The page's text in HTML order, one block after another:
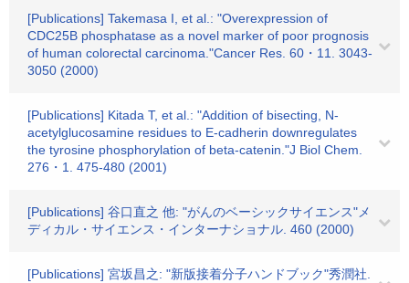
[Publications] Takemasa I, et al.: "Overexpression of
CDC25B phosphatase as a novel marker of poor prognosis
of human colorectal carcinoma."Cancer Res. 60・11. 3043-
3050 (2000)
[Publications] Kitada T, et al.: "Addition of bisecting, N-
acetylglucosamine residues to E-cadherin downregulates
the tyrosine phosphorylation of beta-catenin."J Biol Chem.
276・1. 475-480 (2001)
[Publications] 谷口直之 他: "がんのベーシックサイエンス"メ
ディカル・サイエンス・インターナショナル. 460 (2000)
[Publications] 宮坂昌之: "新版接着分子ハンドブック"秀潤社.